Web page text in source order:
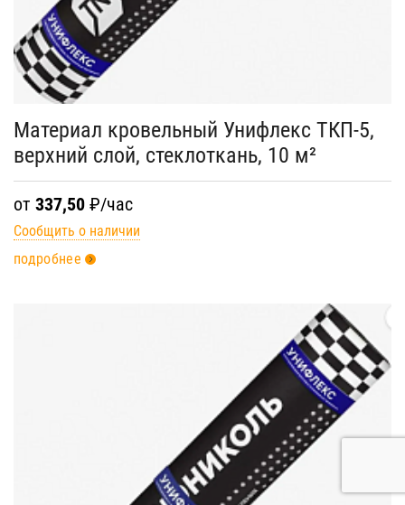
Материал кровельный Унифлекс ТКП-5,
верхний слой, стеклоткань, 10 м²
от 337,50 ₽/час
Сообщить о наличии
подробнее